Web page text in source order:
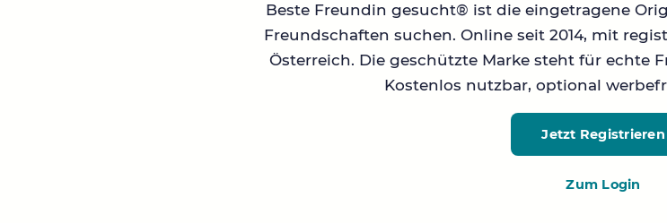
Beste Freundin gesucht® ist die eingetragene
Freundschaften suchen. Online seit 2014, mit
Österreich. Die geschützte Marke steht für echte
Kostenlos nutzbar, optional
Jetzt Registrieren
Zum Login